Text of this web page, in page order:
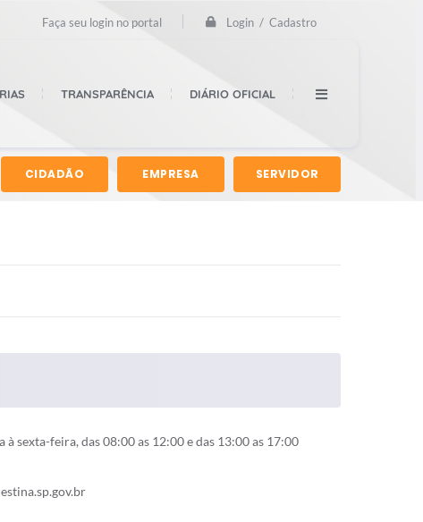
Faça seu login no portal Login / Cadastro
TRANSPARÊNCIA DIÁRIO OFICIAL
CIDADÃO EMPRESA SERVIDOR
à sexta-feira, das 08:00 as 12:00 e das 13:00 as 17:00